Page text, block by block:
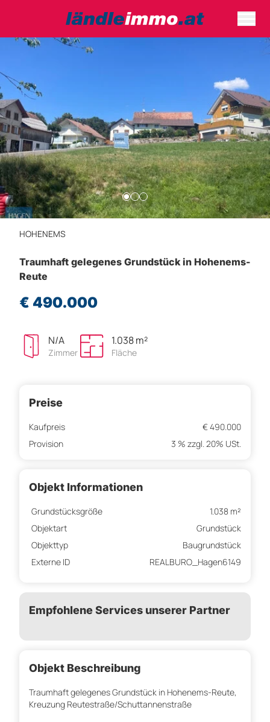
HOHENEMS
Traumhaft gelegenes Grundstück in Hohenems-
Reute
€ 490.000
N/A
Zimmer
1.038 m²
Fläche
Preise
Kaufpreis
€ 490.000
Provision
3 % zzgl. 20% USt.
Objekt Informationen
Grundstücksgröße
1.038 m²
Objektart
Grundstück
Objekttyp
Baugrundstück
Externe ID
REALBURO_Hagen6149
Empfohlene Services unserer Partner
Objekt Beschreibung
Traumhaft gelegenes Grundstück in Hohenems-Reute,
Kreuzung Reutestraße/Schuttannenstraße